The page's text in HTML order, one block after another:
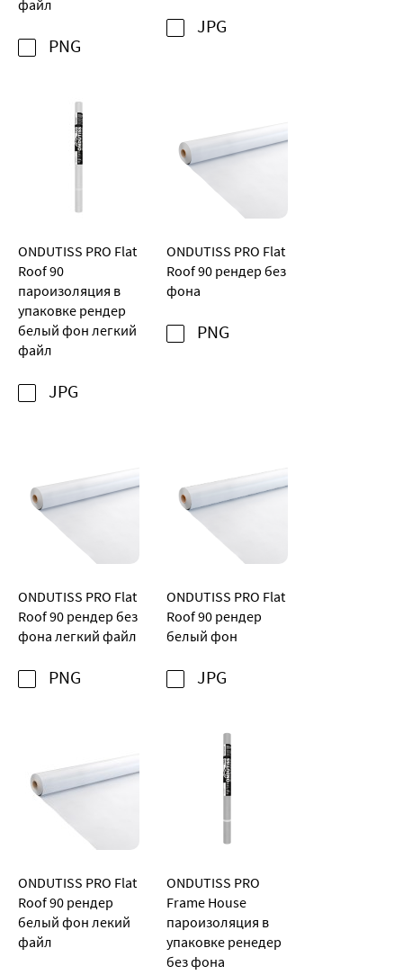
файл
PNG
JPG
ONDUTISS PRO Flat
Roof 90
пароизоляция в
упаковке рендер
белый фон легкий
файл
JPG
ONDUTISS PRO Flat
Roof 90 рендер без
фона
PNG
ONDUTISS PRO Flat
Roof 90 рендер без
фона легкий файл
PNG
ONDUTISS PRO Flat
Roof 90 рендер
белый фон
JPG
ONDUTISS PRO Flat
Roof 90 рендер
белый фон лекий
файл
ONDUTISS PRO
Frame House
пароизоляция в
упаковке ренедер
без фона